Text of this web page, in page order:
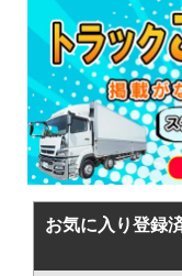
お気に入り登録